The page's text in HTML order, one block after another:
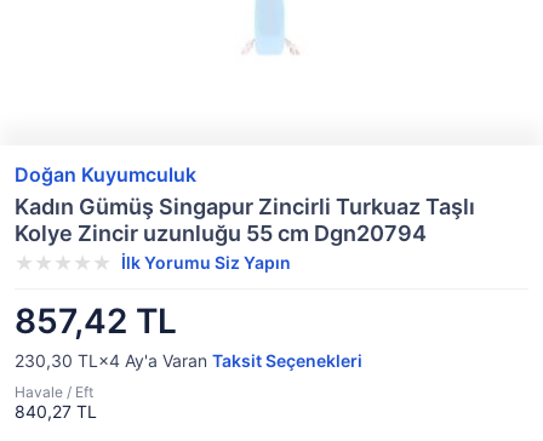
Doğan Kuyumculuk
Kadın Gümüş Singapur Zincirli Turkuaz Taşlı
Kolye Zincir uzunluğu 55 cm Dgn20794
İlk Yorumu Siz Yapın
857,42 TL
230,30 TL×4 Ay'a Varan Taksit Seçenekleri
Havale / Eft
840,27 TL